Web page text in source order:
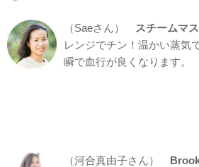
（Saeさん） スチームマス
レンジでチン！温かい蒸気
瞬で血行が良くなります。
（河合真由子さん）